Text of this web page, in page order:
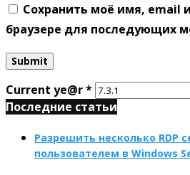
Сохранить моё имя, email
браузере для последующих
Current ye@r*
Последние статьи
Разрешить несколько RDP
пользователем в Windows